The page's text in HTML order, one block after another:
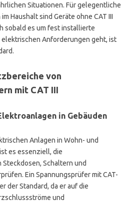
Situationen. Für gelegentliche
Haushalt sind Geräte ohne CAT III
sobald es um fest installierte
Anforderungen geht, ist
von
mit CAT III
in Gebäuden
Anlagen in Wohn- und
es essenziell, die
Schaltern und
Ein Spannungsprüfer mit CAT-
der Standard, da er auf die
und